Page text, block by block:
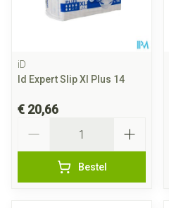
iD
Id Expert Slip Xl Plus 14
€ 20,66
Bestel